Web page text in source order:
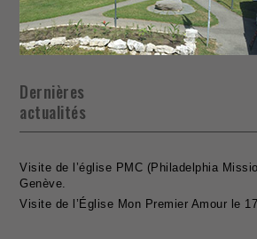
Dernières
actualités
Visite de l’église PMC (Philadelphia
Genève.
Visite de l’Église Mon Premier Amour le